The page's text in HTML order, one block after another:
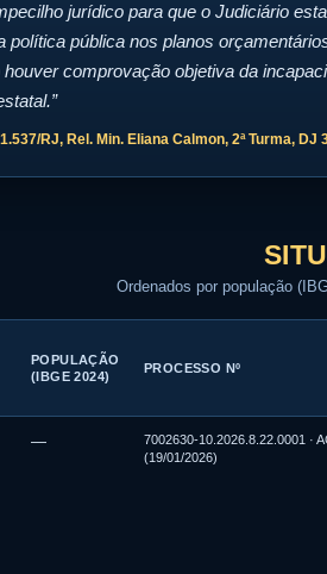
jurídico para que o Judiciário
política pública nos planos
houver comprovação objetiva da
RJ, Rel. Min. Eliana Calmon, 2ª Turma, DJ
Ordenados por população
POPULAÇÃO
(IBGE 2024)
PROCESSO Nº
—
7002630-10.2026.8.22.0001 ·
(19/01/2026)